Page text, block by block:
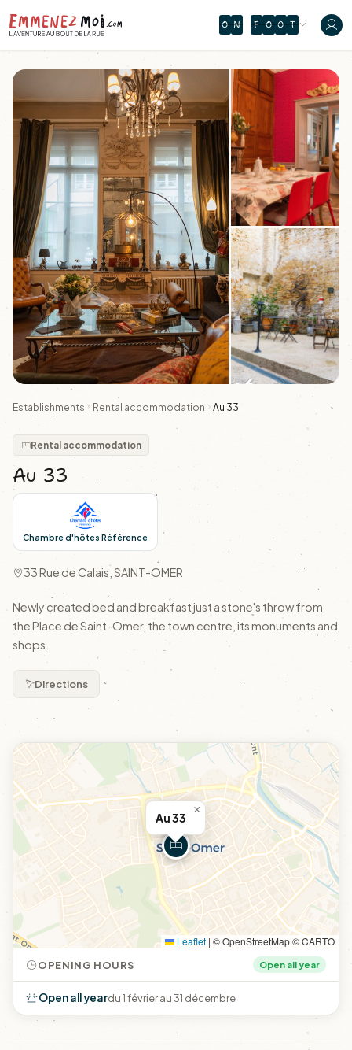
A Y Â R È
+6
Establishments Rental accommodation Au 33
Rental accommodation
Au 33
Chambre d'hôtes Référence
33 Rue de Calais, SAINT-OMER
Newly created bed and breakfast just a stone's throw from
the Place de Saint-Omer, the town centre, its monuments and
shops.
Directions
Au 33
×
Leaflet | © OpenStreetMap © CARTO
OPENING HOURS Open all year
Open all yeardu 1 février au 31 décembre